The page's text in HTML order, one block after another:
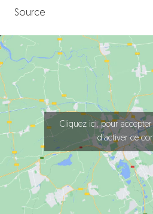
Source
Cliquez ici, pour
d'activer ce